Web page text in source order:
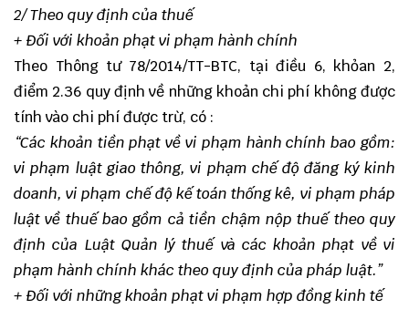
2/ Theo quy định của thuế
+ Đối với khoản phạt vi phạm hành chính
Theo Thông tư 78/2014/TT-BTC, tại điều 6, khỏan 2,
điểm 2.36 quy định về những khoản chi phí không được
tính vào chi phí được trừ, có :
“Các khoản tiền phạt về vi phạm hành chính bao gồm:
vi phạm luật giao thông, vi phạm chế độ đăng ký kinh
doanh, vi phạm chế độ kế toán thống kê, vi phạm pháp
luật về thuế bao gồm cả tiền chậm nộp thuế theo quy
định của Luật Quản lý thuế và các khoản phạt về vi
phạm hành chính khác theo quy định của pháp luật.”
+ Đối với những khoản phạt vi phạm hợp đồng kinh tế